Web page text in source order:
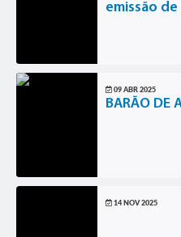
emissão
09 ABR 2025
BARÃO DE
14 NOV 2025